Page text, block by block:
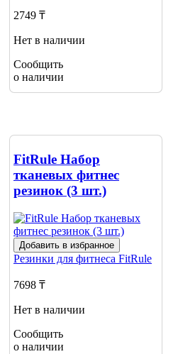
2749 ₸
Нет в наличии
Сообщить
о наличии
FitRule Набор
тканевых фитнес
резинок (3 шт.)
Добавить в избранное
Резинки для фитнеса FitRule
7698 ₸
Нет в наличии
Сообщить
о наличии